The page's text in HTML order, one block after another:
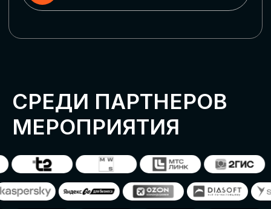
ОСТАВИТЬ
ЗАЯВКУ